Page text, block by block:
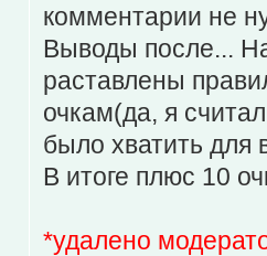
комментарии не
Выводы после...
раставлены
очкам(да, я
было хватить для
В итоге плюс 10
*удалено